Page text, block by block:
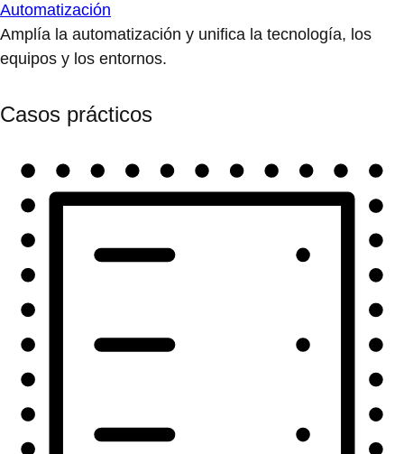
Automatización
Amplía la automatización y unifica la tecnología, los
equipos y los entornos.
Casos prácticos